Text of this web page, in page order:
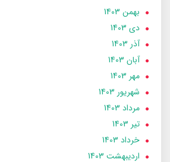
بهمن 1403
دی 1403
آذر 1403
آبان 1403
مهر 1403
شهریور 1403
مرداد 1403
تير 1403
خرداد 1403
ارديبهشت 1403